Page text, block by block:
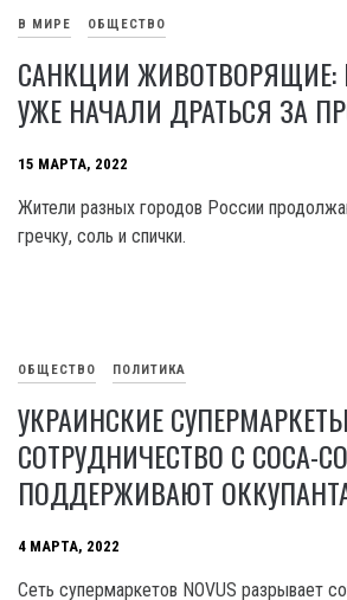
В МИРЕ ОБЩЕСТВО
САНКЦИИ ЖИВОТВОРЯЩИЕ:
УЖЕ НАЧАЛИ ДРАТЬСЯ ЗА
15 МАРТА, 2022
Жители разных городов России
гречку, соль и спички.
ОБЩЕСТВО ПОЛИТИКА
УКРАИНСКИЕ
СОТРУДНИЧЕСТВО С COCA-
ПОДДЕРЖИВАЮТ
4 МАРТА, 2022
Сеть супермаркетов NOVUS разрывает